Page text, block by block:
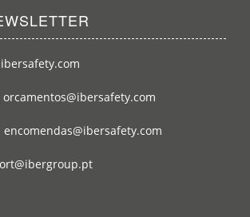
orcamentos@ibersafety.com
encomendas@ibersafety.com